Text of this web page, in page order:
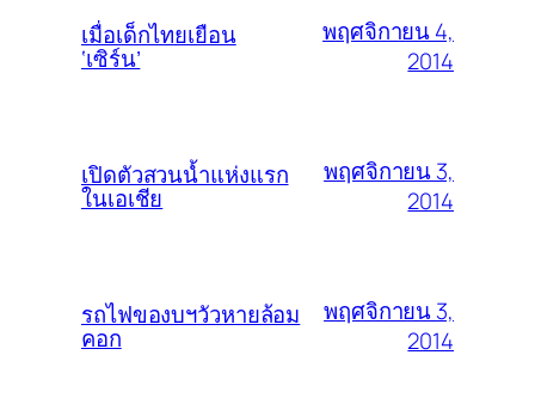
เมื่อเด็กไทยเยือน
‘เซิร์น’
พฤศจิกายน 4,
2014
เปิดตัวสวนน้ำแห่งแรก
ในเอเชีย
พฤศจิกายน 3,
2014
รถไฟของบฯวัวหายล้อม
คอก
พฤศจิกายน 3,
2014